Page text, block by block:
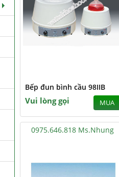
Bếp đun bình cầu 98IIB
Vui lòng gọi MUA
0975.646.818 Ms.Nhung